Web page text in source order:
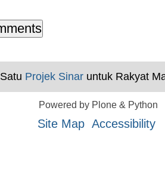
Satu Projek Sinaruntuk Rakyat
Powered by Plone & Python
Site Map Accessibility